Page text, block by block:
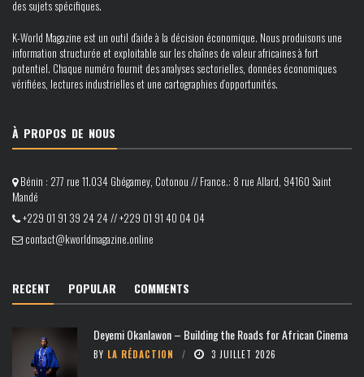
des sujets spécifiques.
K-World Magazine est un outil d’aide à la décision économique. Nous produisons une
information structurée et exploitable sur les chaînes de valeur africaines à fort
potentiel. Chaque numéro fournit des analyses sectorielles, données économiques
vérifiées, lectures industrielles et une cartographies d’opportunités.
À PROPOS DE NOUS
Bénin : 277 rue 11.034 Gbégamey, Cotonou // France.: 8 rue Allard, 94160 Saint
Mandé
+229 01 91 39 24 24 // +229 01 91 40 04 04
contact@kworldmagazine.online
RECENT POPULAR COMMENTS
Deyemi Okanlawon – Building the Roads for African Cinema
BY LA RÉDACTION 3 JUILLET 2026